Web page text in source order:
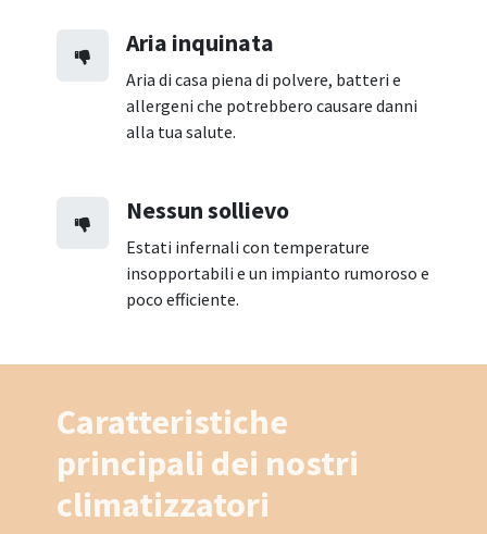
Aria inquinata
Aria di casa piena di polvere, batteri e
allergeni che potrebbero causare danni
alla tua salute.
Nessun sollievo
Estati infernali con temperature
insopportabili e un impianto rumoroso e
poco efficiente.
Caratteristiche
principali dei nostri
climatizzatori